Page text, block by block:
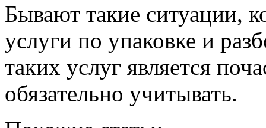
Бывают такие ситуации,
услуги по упаковке и
таких услуг является
обязательно учитывать.